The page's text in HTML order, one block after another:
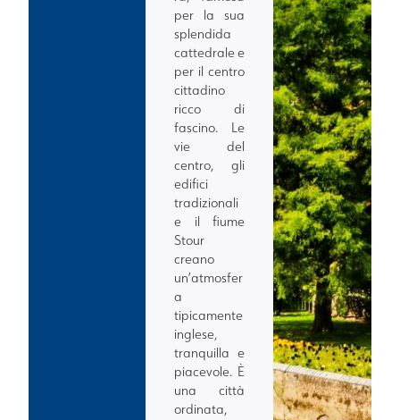
per la sua
splendida
cattedrale e
per il centro
cittadino
ricco di
fascino. Le
vie del
centro, gli
edifici
tradizionali
e il fiume
Stour
creano
un’atmosfer
a
tipicamente
inglese,
tranquilla e
piacevole. È
una città
ordinata,